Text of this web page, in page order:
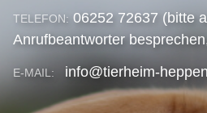
TELEFON: 06252 72637 (bitte
Anrufbeantworter
E-MAIL: info@tierheim-